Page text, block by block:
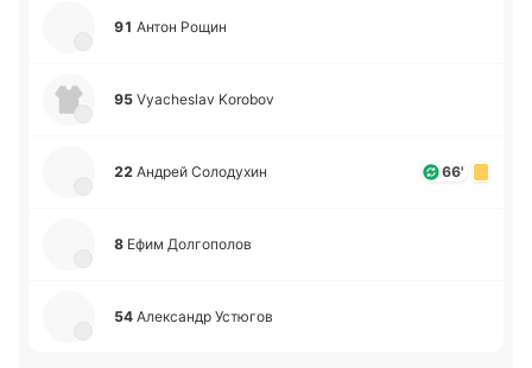
91 Антон Рощин
95 Vyacheslav Korobov
22 Андрей Со­ло­ду­хин 66'
8 Ефим До­лго­по­лов
54 Але­ксандр Устю­гов